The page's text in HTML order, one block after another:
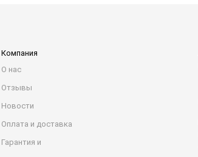
Компания
О нас
Отзывы
Новости
Оплата и доставка
Гарантия и